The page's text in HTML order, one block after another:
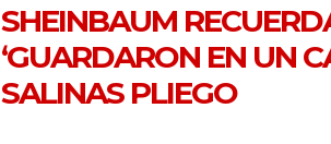
SHEINBAUM
‘GUARDARON EN UN
SALINAS PLIEGO